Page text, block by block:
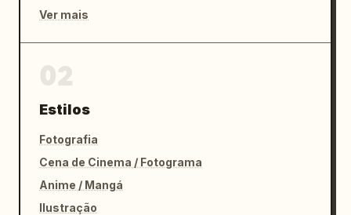
Ver mais
Estilos
Fotografia
Cena de Cinema / Fotograma
Anime / Mangá
Ilustração